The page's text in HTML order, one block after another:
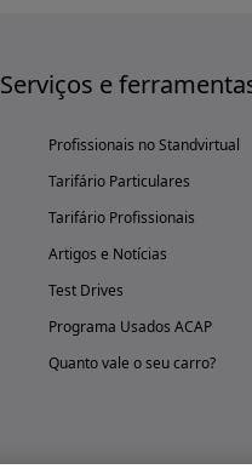
Serviços e
Profissionais no Standvirtual
Tarifário Particulares
Tarifário Profissionais
Artigos e Notícias
Test Drives
Programa Usados ACAP
Quanto vale o seu carro?